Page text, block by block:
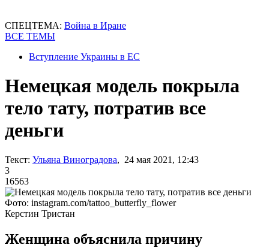
СПЕЦТЕМА: Война в Иране
ВСЕ ТЕМЫ
Вступление Украины в ЕС
Немецкая модель покрыла
тело тату, потратив все
деньги
Текст: Ульяна Виноградова, 24 мая 2021, 12:43
3
16563
Фото: instagram.com/tattoo_butterfly_flower
Керстин Тристан
Женщина объяснила причину